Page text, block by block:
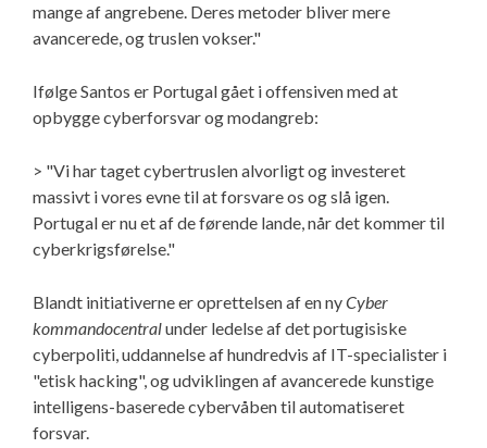
mange af angrebene. Deres metoder bliver mere
avancerede, og truslen vokser."
Ifølge Santos er Portugal gået i offensiven med at
opbygge cyberforsvar og modangreb:
> "Vi har taget cybertruslen alvorligt og investeret
massivt i vores evne til at forsvare os og slå igen.
Portugal er nu et af de førende lande, når det kommer til
cyberkrigsførelse."
Blandt initiativerne er oprettelsen af en nyCyber
kommandocentralunder ledelse af det portugisiske
cyberpoliti, uddannelse af hundredvis af IT-specialister i
"etisk hacking", og udviklingen af avancerede kunstige
intelligens-baserede cybervåben til automatiseret
forsvar.